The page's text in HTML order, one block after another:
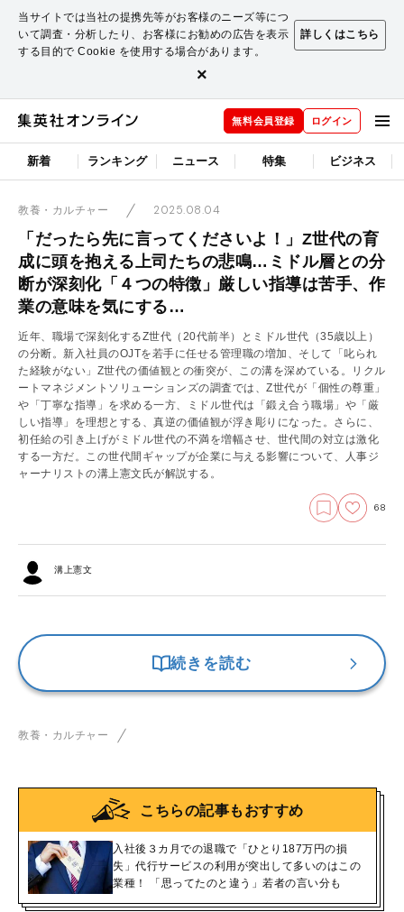
当サイトでは当社の提携先等がお客様のニーズ等につ
いて調査・分析したり、お客様にお勧めの広告を表示
する目的で Cookie を使用する場合があります。
詳しくはこちら
×
無料会員登録 ログイン
新着 ランキング ニュース 特集 ビジネス
教養・カルチャー 2025.08.04
「だったら先に言ってくださいよ！」Z世代の育
成に頭を抱える上司たちの悲鳴…ミドル層との分
断が深刻化「４つの特徴」厳しい指導は苦手、作
業の意味を気にする…
近年、職場で深刻化するZ世代（20代前半）とミドル世代（35歳以上）
の分断。新入社員のOJTを若手に任せる管理職の増加、そして「叱られ
た経験がない」Z世代の価値観との衝突が、この溝を深めている。リクル
ートマネジメントソリューションズの調査では、Z世代が「個性の尊重」
や「丁寧な指導」を求める一方、ミドル世代は「鍛え合う職場」や「厳
しい指導」を理想とする、真逆の価値観が浮き彫りになった。さらに、
初任給の引き上げがミドル世代の不満を増幅させ、世代間の対立は激化
する一方だ。この世代間ギャップが企業に与える影響について、人事ジ
ャーナリストの溝上憲文氏が解説する。
68
溝上憲文
続きを読む
教養・カルチャー
こちらの記事もおすすめ
入社後３カ月での退職で「ひとり187万円の損
失」代行サービスの利用が突出して多いのはこの
業種！ 「思ってたのと違う」若者の言い分も